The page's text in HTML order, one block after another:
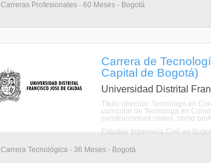
Carreras Profesionales - 60 Meses - Bogotá
Carrera de
Capital de Bogotá)
Universidad Distrital
Título ofrecido: Tecnólogo en
curricular de Tecnologa en
construcciones civiles, como
Estudiar Ingeniería Civil en
Carrera Tecnológica - 36 Meses - Bogotá